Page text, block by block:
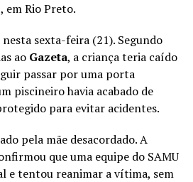
Rio Preto.
sexta-feira (21). Segundo
ao Gazeta, a criança teria caído
passar por uma porta
piscineiro havia acabado de
para evitar acidentes.
pela mãe desacordado. A
que uma equipe do SAMU
e tentou reanimar a vítima, sem